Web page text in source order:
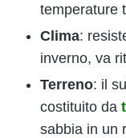
temperature
Clima:
inverno, va
Terreno: il
costituito da
sabbia in un